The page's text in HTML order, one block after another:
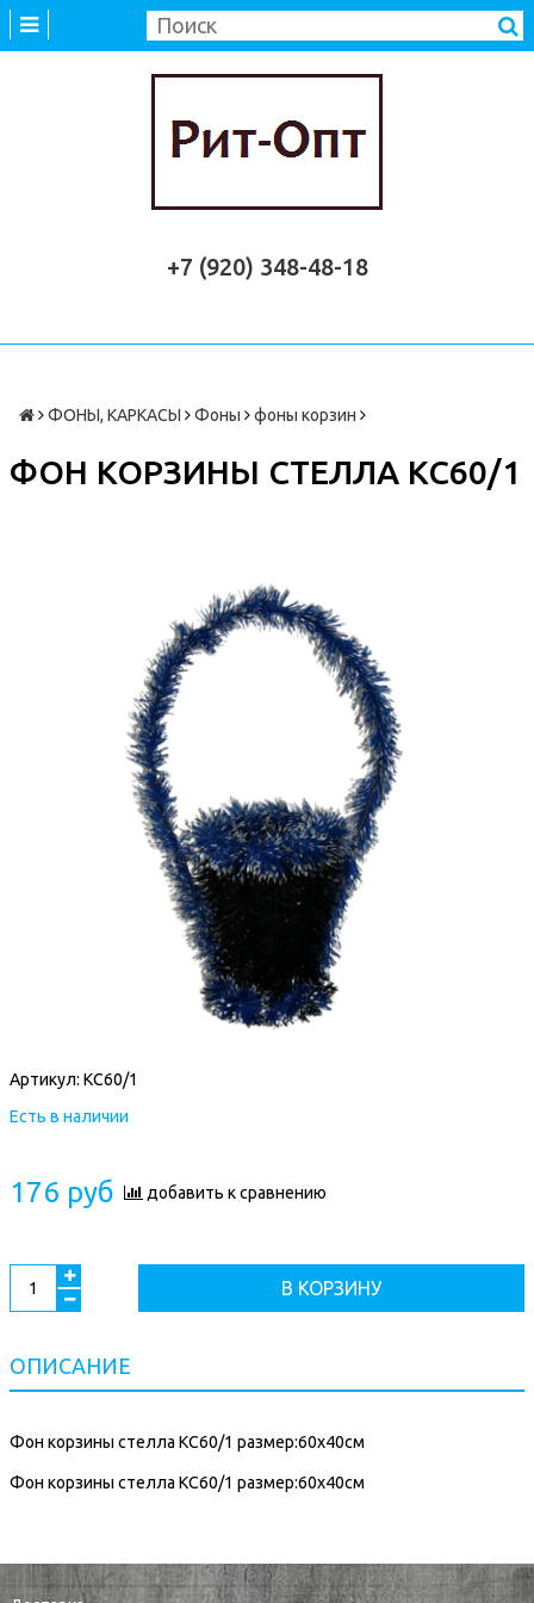
+7 (920) 348-48-18
ФОНЫ, КАРКАСЫ Фоны фоны корзин
ФОН КОРЗИНЫ СТЕЛЛА КС60/1
Артикул: КС60/1
Есть в наличии
176 руб добавить к сравнению
В КОРЗИНУ
ОПИСАНИЕ
Фон корзины стелла КС60/1 размер:60х40см
Фон корзины стелла КС60/1 размер:60х40см